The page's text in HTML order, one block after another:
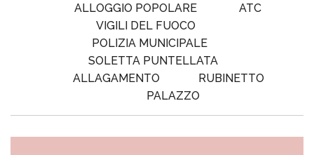
ALLOGGIO POPOLARE
ATC
VIGILI DEL FUOCO
POLIZIA MUNICIPALE
SOLETTA PUNTELLATA
ALLAGAMENTO
RUBINETTO
PALAZZO